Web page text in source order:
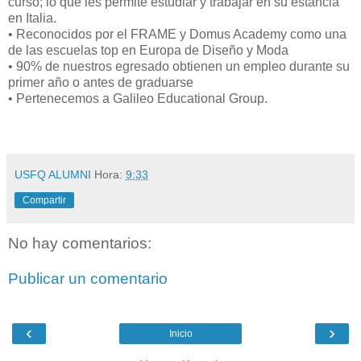
en Italia.
• Reconocidos por el FRAME y Domus Academy como una
de las escuelas top en Europa de Diseño y Moda
• 90% de nuestros egresado obtienen un empleo durante su
primer año o antes de graduarse
• Pertenecemos a Galileo Educational Group.
USFQ ALUMNI Hora: 9:33
Compartir
No hay comentarios:
Publicar un comentario
‹ ›
Inicio